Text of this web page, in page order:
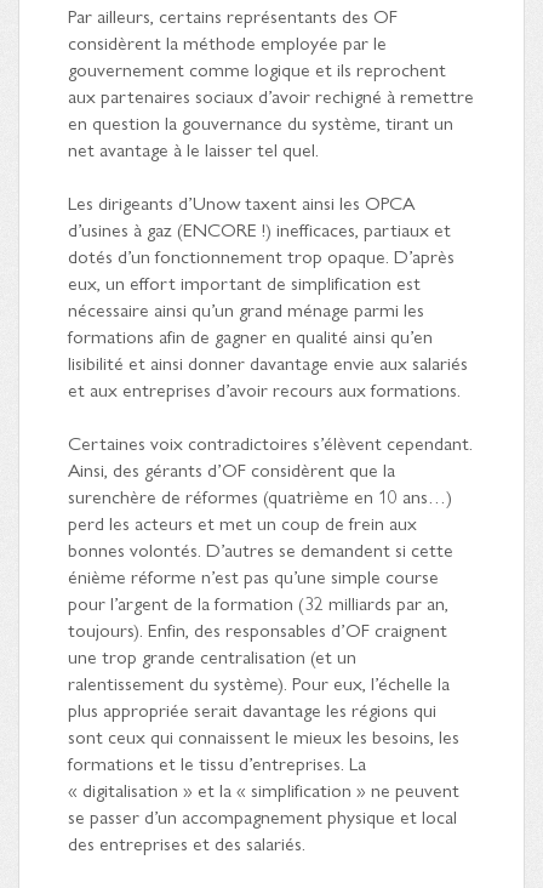
Par ailleurs, certains représentants des OF
considèrent la méthode employée par le
gouvernement comme logique et ils reprochent
aux partenaires sociaux d’avoir rechigné à remettre
en question la gouvernance du système, tirant un
net avantage à le laisser tel quel.
Les dirigeants d’Unow taxent ainsi les OPCA
d’usines à gaz (ENCORE !) inefficaces, partiaux et
dotés d’un fonctionnement trop opaque. D’après
eux, un effort important de simplification est
nécessaire ainsi qu’un grand ménage parmi les
formations afin de gagner en qualité ainsi qu’en
lisibilité et ainsi donner davantage envie aux salariés
et aux entreprises d’avoir recours aux formations.
Certaines voix contradictoires s’élèvent cependant.
Ainsi, des gérants d’OF considèrent que la
surenchère de réformes (quatrième en 10 ans…)
perd les acteurs et met un coup de frein aux
bonnes volontés. D’autres se demandent si cette
énième réforme n’est pas qu’une simple course
pour l’argent de la formation (32 milliards par an,
toujours). Enfin, des responsables d’OF craignent
une trop grande centralisation (et un
ralentissement du système). Pour eux, l’échelle la
plus appropriée serait davantage les régions qui
sont ceux qui connaissent le mieux les besoins, les
formations et le tissu d’entreprises. La
« digitalisation » et la « simplification » ne peuvent
se passer d’un accompagnement physique et local
des entreprises et des salariés.